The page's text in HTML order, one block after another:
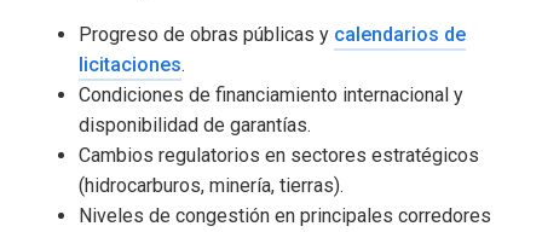
Progreso de obras públicas y calendarios de
licitaciones.
Condiciones de financiamiento internacional y
disponibilidad de garantías.
Cambios regulatorios en sectores estratégicos
(hidrocarburos, minería, tierras).
Niveles de congestión en principales corredores